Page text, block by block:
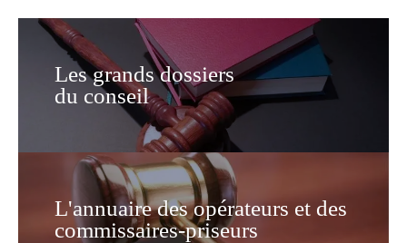
Les grands dossiers
du conseil
L'annuaire des opérateurs et des
commissaires-priseurs